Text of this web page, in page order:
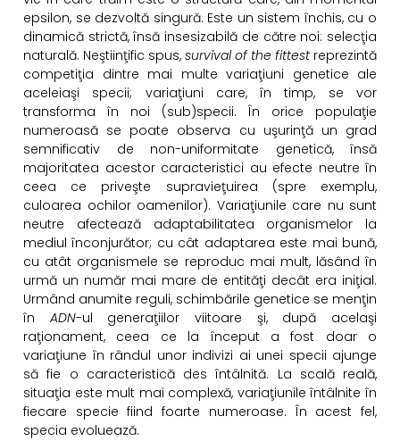
epsilon, se dezvoltă singură. Este un sistem închis, cu o
dinamică strictă, însă insesizabilă de către noi: selecţia
naturală. Neştiinţific spus, survival of the fittest reprezintă
competiţia dintre mai multe variaţiuni genetice ale
aceleiaşi specii; variaţiuni care, în timp, se vor
transforma în noi (sub)specii. În orice populaţie
numeroasă se poate observa cu uşurinţă un grad
semnificativ de non-uniformitate genetică, însă
majoritatea acestor caracteristici au efecte neutre în
ceea ce priveşte supravieţuirea (spre exemplu,
culoarea ochilor oamenilor). Variaţiunile care nu sunt
neutre afectează adaptabilitatea organismelor la
mediul înconjurător; cu cât adaptarea este mai bună,
cu atât organismele se reproduc mai mult, lăsând în
urmă un număr mai mare de entităţi decât era iniţial.
Urmând anumite reguli, schimbările genetice se menţin
în ADN-ul generaţiilor viitoare şi, după acelaşi
raţionament, ceea ce la început a fost doar o
variaţiune în rândul unor indivizi ai unei specii ajunge
să fie o caracteristică des întâlnită. La scală reală,
situaţia este mult mai complexă, variaţiunile întâlnite în
fiecare specie fiind foarte numeroase. În acest fel,
specia evoluează.